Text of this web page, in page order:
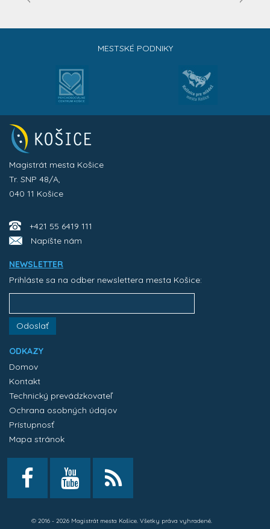
MESTSKÉ PODNIKY
Magistrát mesta Košice
Tr. SNP 48/A,
040 11 Košice
+421 55 6419 111
Napíšte nám
NEWSLETTER
Prihláste sa na odber newslettera mesta Košice:
Odoslať
ODKAZY
Domov
Kontakt
Technický prevádzkovateľ
Ochrana osobných údajov
Prístupnosť
Mapa stránok
© 2016 - 2026 Magistrát mesta Košice. Všetky práva vyhradené.